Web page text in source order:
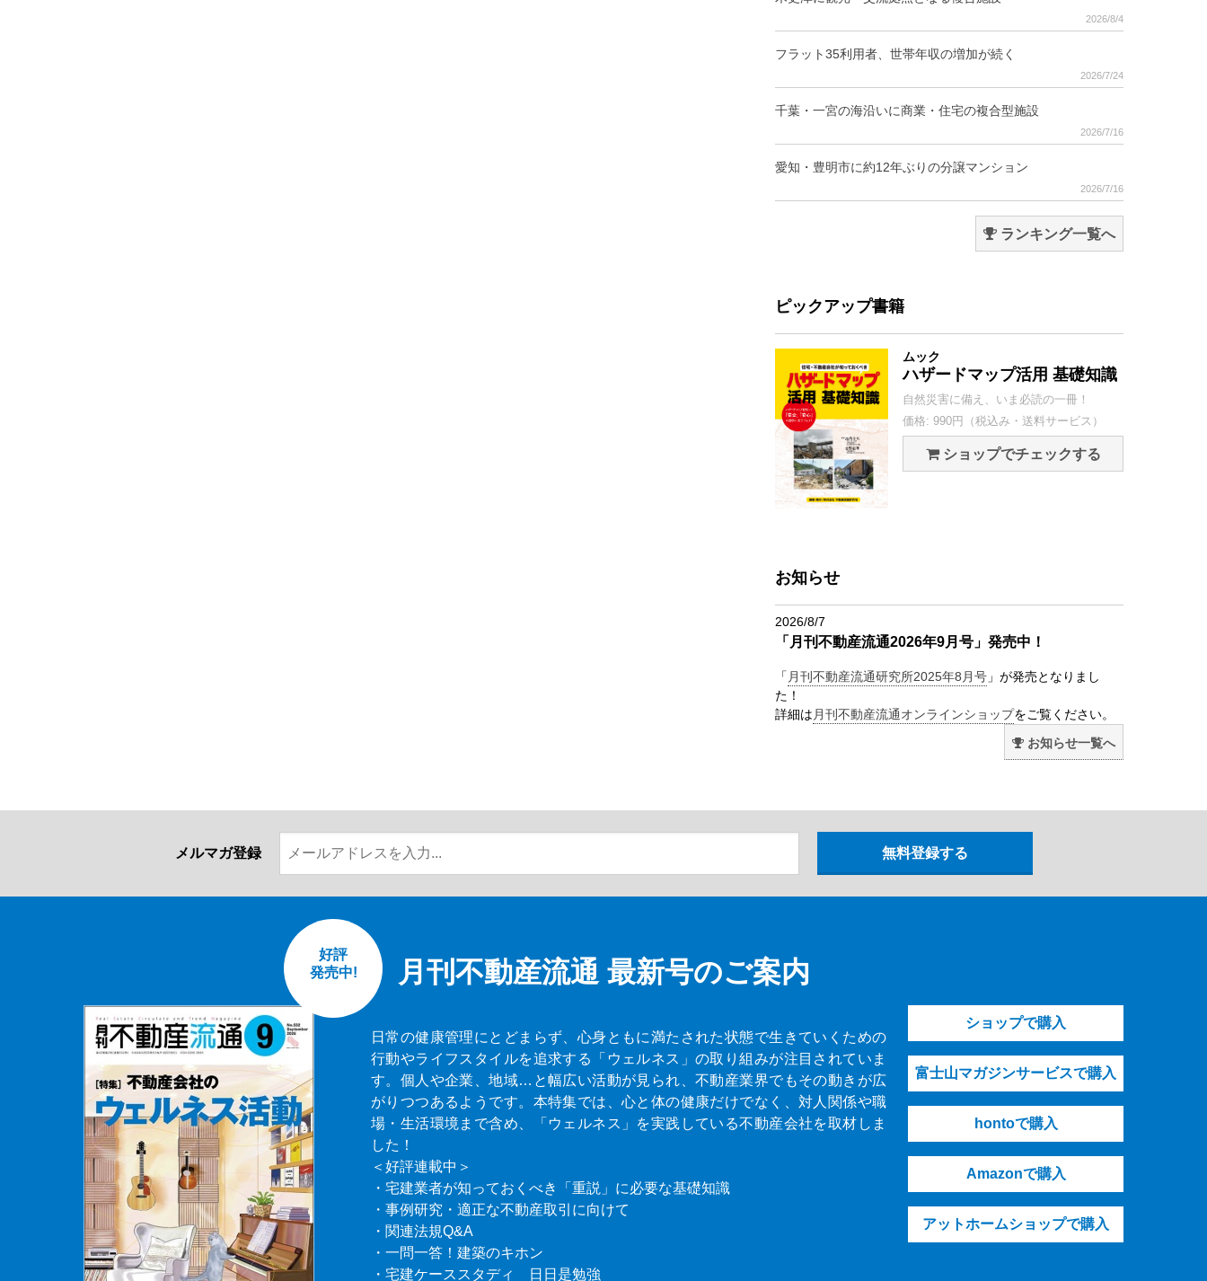
2026/8/4
フラット35利用者、世帯年収の増加が続く
2026/7/24
千葉・一宮の海沿いに商業・住宅の複合型施設
2026/7/16
愛知・豊明市に約12年ぶりの分譲マンション
2026/7/16
ランキング一覧へ
ピックアップ書籍
ムック
ハザードマップ活用 基礎知識
自然災害に備え、いま必読の一冊！
価格: 990円（税込み・送料サービス）
ショップでチェックする
お知らせ
2026/8/7
「月刊不動産流通2026年9月号」発売中！
「 月刊不動産流通研究所2025年8月号 」が発売となりまし
た！
詳細は 月刊不動産流通オンラインショップをご覧ください。
お知らせ一覧へ
メルマガ登録
月刊不動産流通 最新号のご案内
好評
発売中!
日常の健康管理にとどまらず、心身ともに満たされた状態で生きていくための
行動やライフスタイルを追求する「ウェルネス」の取り組みが注目されていま
す。個人や企業、地域…と幅広い活動が見られ、不動産業界でもその動きが広
がりつつあるようです。本特集では、心と体の健康だけでなく、対人関係や職
場・生活環境まで含め、「ウェルネス」を実践している不動産会社を取材しま
した！
＜好評連載中＞
・宅建業者が知っておくべき「重説」に必要な基礎知識
・事例研究・適正な不動産取引に向けて
・関連法規Q&A
・一問一答！建築のキホン
・宅建ケーススタディ 日日是勉強
ショップで購入
富士山マガジンサービスで購入
hontoで購入
Amazonで購入
アットホームショップで購入